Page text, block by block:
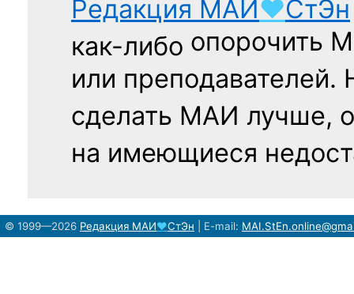
Редакция МАИ♥СтЭн
как-либо опорочить
или
сделать МАИ лучше,
на имеющиеся
© 1999—2026 Редакция МАИ♥СтЭн E-mail: